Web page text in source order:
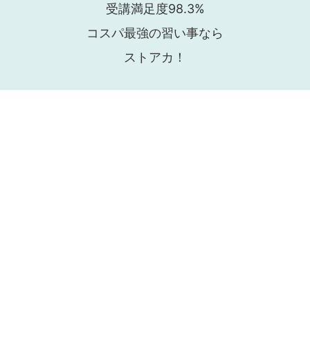
受講満足度98.3%
コスパ最強の習い事なら
ストアカ！